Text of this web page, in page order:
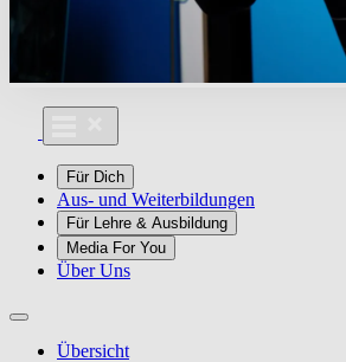
Für Dich
Aus- und Weiterbildungen
Für Lehre & Ausbildung
Media For You
Über Uns
Übersicht